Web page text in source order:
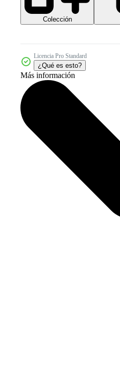
Colección
Licencia Pro Standard
¿Qué es esto?
Más información